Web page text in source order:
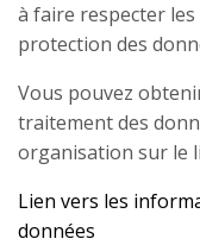
à faire respecter
protection des
Vous pouvez
traitement des
organisation sur le
Lien vers les
données